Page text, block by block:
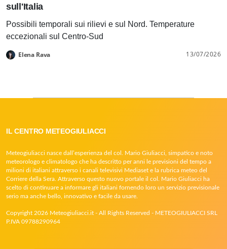
sull'Italia
Possibili temporali sui rilievi e sul Nord. Temperature
eccezionali sul Centro-Sud
Elena Rava 13/07/2026
IL CENTRO METEOGIULIACCI
Meteogiuliacci nasce dall’esperienza del col. Mario Giuliacci, simpatico e noto
meteorologo e climatologo che ha descritto per anni le previsioni del tempo a
milioni di italiani attraverso i canali televisivi Mediaset e la rubrica meteo del
Corriere della Sera. Attraverso questo nuovo portale il col. Mario Giuliacci ha
scelto di continuare a informare gli italiani fornendo loro un servizio previsionale
serio ma anche bello, innovativo e facile da usare.
Copyright 2026 Meteogiuliacci.it - All Rights Reserved - METEOGIULIACCI SRL
P.IVA 09788290964